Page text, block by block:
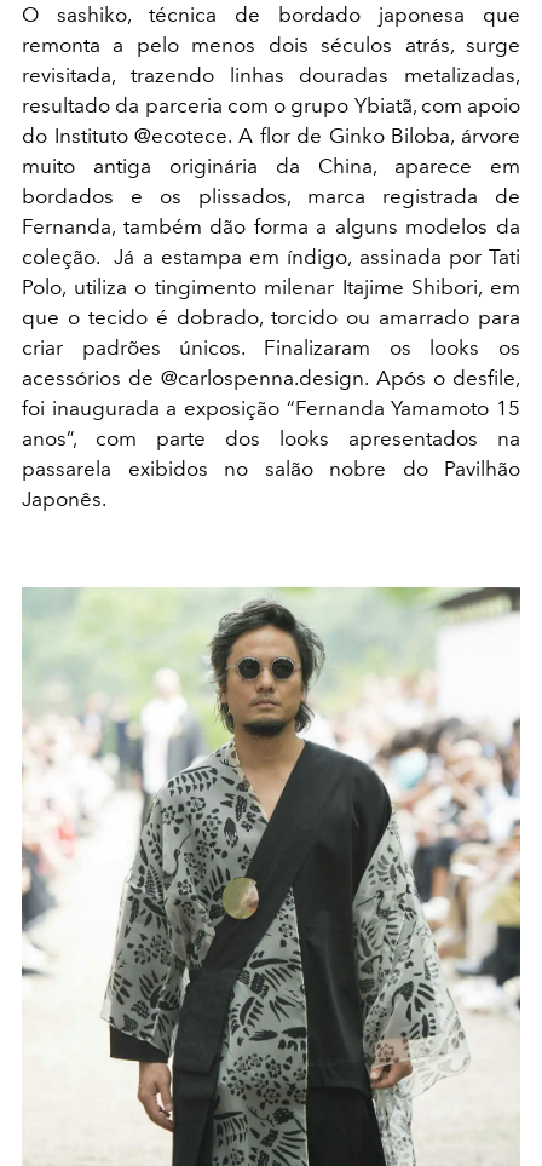
O sashiko, técnica de bordado japonesa que
remonta a pelo menos dois séculos atrás, surge
revisitada, trazendo linhas douradas metalizadas,
resultado da parceria com o grupo Ybiatã, com apoio
do Instituto @ecotece. A flor de Ginko Biloba, árvore
muito antiga originária da China, aparece em
bordados e os plissados, marca registrada de
Fernanda, também dão forma a alguns modelos da
coleção. Já a estampa em índigo, assinada por Tati
Polo, utiliza o tingimento milenar Itajime Shibori, em
que o tecido é dobrado, torcido ou amarrado para
criar padrões únicos. Finalizaram os looks os
acessórios de @carlospenna.design. Após o desfile,
foi inaugurada a exposição “Fernanda Yamamoto 15
anos”, com parte dos looks apresentados na
passarela exibidos no salão nobre do Pavilhão
Japonês.